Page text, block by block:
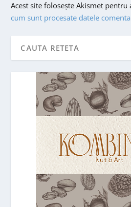
Acest site folosește Akismet
cum sunt procesate datele